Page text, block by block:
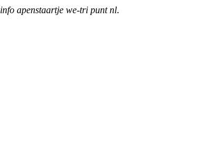
info apenstaartje we-tri punt nl.